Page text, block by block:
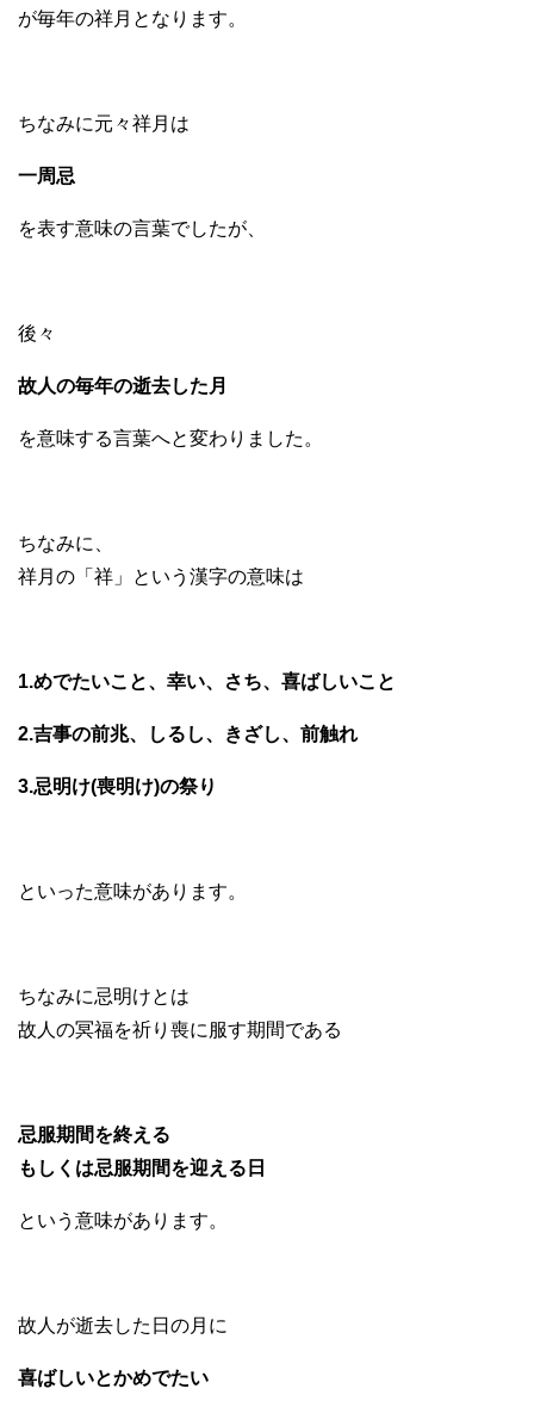
が毎年の祥月となります。
ちなみに元々祥月は
一周忌
を表す意味の言葉でしたが、
後々
故人の毎年の逝去した月
を意味する言葉へと変わりました。
ちなみに、
祥月の「祥」という漢字の意味は
1.めでたいこと、幸い、さち、喜ばしいこと
2.吉事の前兆、しるし、きざし、前触れ
3.忌明け(喪明け)の祭り
といった意味があります。
ちなみに忌明けとは
故人の冥福を祈り喪に服す期間である
忌服期間を終える
もしくは忌服期間を迎える日
という意味があります。
故人が逝去した日の月に
喜ばしいとかめでたい